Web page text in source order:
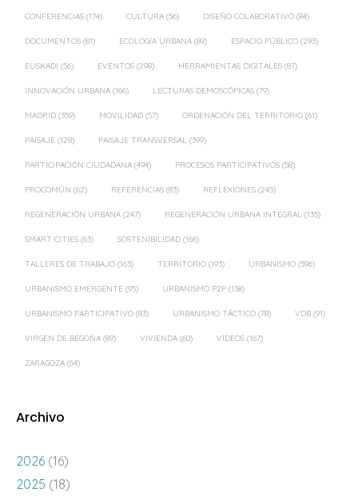
CONFERENCIAS (174) CULTURA (56) DISEÑO COLABORATIVO (84)
DOCUMENTOS (81) ECOLOGÍA URBANA (89) ESPACIO PÚBLICO (293)
EUSKADI (56) EVENTOS (298) HERRAMIENTAS DIGITALES (87)
INNOVACIÓN URBANA (166) LECTURAS DEMOSCÓPICAS (79)
MADRID (359) MOVILIDAD (57) ORDENACIÓN DEL TERRITORIO (61)
PAISAJE (128) PAISAJE TRANSVERSAL (399)
PARTICIPACIÓN CIUDADANA (494) PROCESOS PARTICIPATIVOS (58)
PROCOMÚN (62) REFERENCIAS (83) REFLEXIONES (245)
REGENERACIÓN URBANA (247) REGENERACIÓN URBANA INTEGRAL (135)
SMART CITIES (63) SOSTENIBILIDAD (166)
TALLERES DE TRABAJO (163) TERRITORIO (193) URBANISMO (596)
URBANISMO EMERGENTE (95) URBANISMO P2P (138)
URBANISMO PARTICIPATIVO (83) URBANISMO TÁCTICO (78) VDB (91)
VIRGEN DE BEGOÑA (89) VIVIENDA (60) VÍDEOS (167)
ZARAGOZA (64)
Archivo
2026 (16)
2025 (18)